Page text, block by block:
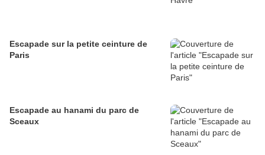
Escapade sur la petite ceinture de
Paris
Escapade au hanami du parc de
Sceaux